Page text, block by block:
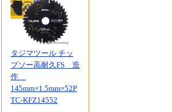
タジマツール チッ
プソー高耐久FS 造
作
145mm×1.5mm×52P
TC-KFZ14552